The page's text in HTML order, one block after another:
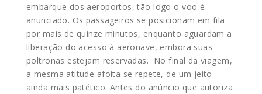
embarque dos aeroportos, tão logo o voo é
anunciado. Os passageiros se posicionam em fila
por mais de quinze minutos, enquanto aguardam a
liberação do acesso à aeronave, embora suas
poltronas estejam reservadas. No final da viagem,
a mesma atitude afoita se repete, de um jeito
ainda mais patético. Antes do anúncio que autoriza